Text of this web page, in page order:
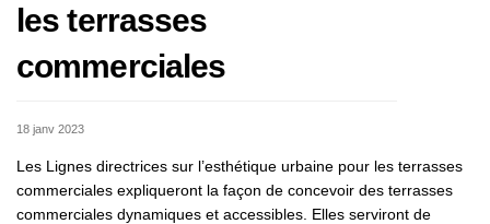
les terrasses
commerciales
18 janv 2023
Les Lignes directrices sur l’esthétique urbaine pour les terrasses
commerciales expliqueront la façon de concevoir des terrasses
commerciales dynamiques et accessibles. Elles serviront de